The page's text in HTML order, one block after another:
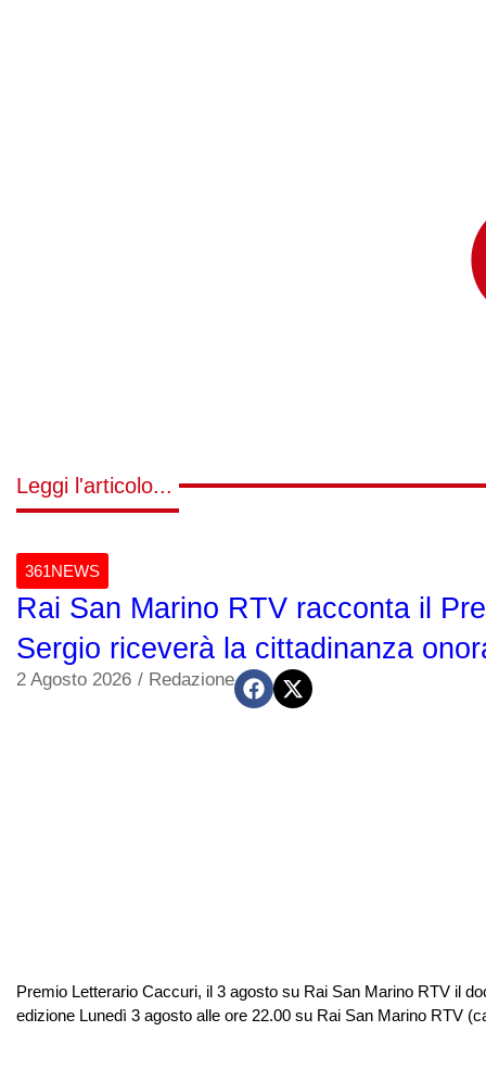
Leggi l'articolo...
361NEWS
Rai San Marino RTV racconta il
Sergio riceverà la cittadinanza
2 Agosto 2026 / Redazione
Premio Letterario Caccuri, il 3 agosto su Rai San Marino RTV il
edizione Lunedì 3 agosto alle ore 22.00 su Rai San Marino RTV